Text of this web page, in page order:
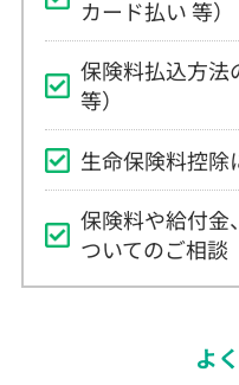
生命保険料控除
保険料や給付金
ついてのご相談
よ